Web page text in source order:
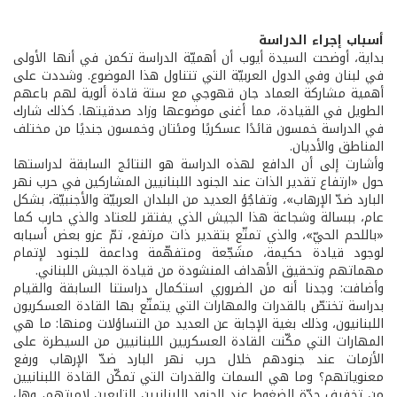
أسباب إجراء الدراسة
بداية، أوضحت السيدة أيوب أن أهميّة الدراسة تكمن في أنها الأولى
في لبنان وفي الدول العربيّة التي تتناول هذا الموضوع. وشددت على
أهمية مشاركة العماد جان قهوجي مع ستة قادة ألوية لهم باعهم
الطويل في القيادة، مما أغنى موضوعها وزاد صدقيتها. كذلك شارك
في الدراسة خمسون قائدًا عسكريًا ومئتان وخمسون جنديًا من مختلف
المناطق والأديان.
وأشارت إلى أن الدافع لهذه الدراسة هو النتائج السابقة لدراستها
حول «ارتفاع تقدير الذات عند الجنود اللبنانيين المشاركين في حرب نهر
البارد ضدّ الإرهاب»، وتفاجُؤ العديد من البلدان العربيّة والأجنبيّة، بشكل
عام، ببسالة وشجاعة هذا الجيش الذي يفتقر للعتاد والذي حارب كما
«باللحم الحيّ»، والذي تمتّع بتقدير ذات مرتفع، تمّ عزو بعض أسبابه
لوجود قيادة حكيمة، مشَجّعة ومتفهّمة وداعمة للجنود لإتمام
مهماتهم وتحقيق الأهداف المنشودة من قيادة الجيش اللبناني.
وأضافت: وجدنا أنه من الضروري استكمال دراستنا السابقة والقيام
بدراسة تختصّ بالقدرات والمهارات التي يتمتّع بها القادة العسكريون
اللبنانيون، وذلك بغية الإجابة عن العديد من التساؤلات ومنها: ما هي
المهارات التي مكّنت القادة العسكريين اللبنانيين من السيطرة على
الأزمات عند جنودهم خلال حرب نهر البارد ضدّ الإرهاب ورفع
معنوياتهم؟ وما هي السمات والقدرات التي تمكّن القادة اللبنانيين